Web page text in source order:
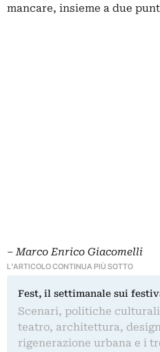
mancare, insieme a due
‒ Marco Enrico Giacomelli
L'ARTICOLO CONTINUA PIÙ SOTTO
Fest, il settimanale sui
Scenari, politiche
teatro, architettura,
rigenerazione urbana e i